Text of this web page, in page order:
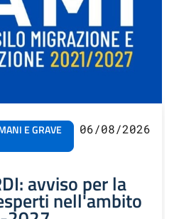
E GRAVE
06/08/2026
avviso per la
nell'ambito